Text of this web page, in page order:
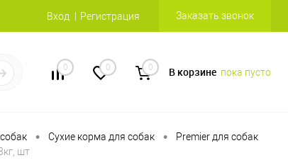
Вход Регистрация Заказать звонок
0 0 0 В корзине пока пусто
• Сухие корма для собак • Premier для собак
шт